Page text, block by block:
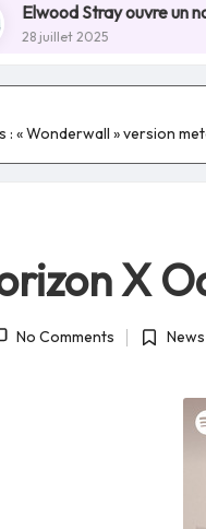
ouvre un nouveau
« Wonderwall » version
X
No Comments
Posted
News